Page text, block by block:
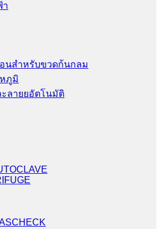
า
นสำหรับขวดก้นกลม
ภูมิ
ะลายยอัตโนมัติ